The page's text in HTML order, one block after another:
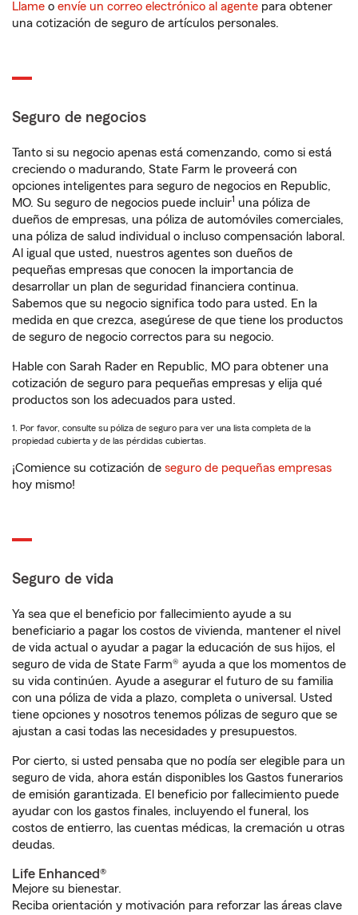
Llame o envíe un correo electrónico al agente para obtener
una cotización de seguro de artículos personales.
Seguro de negocios
Tanto si su negocio apenas está comenzando, como si está
creciendo o madurando, State Farm le proveerá con
opciones inteligentes para seguro de negocios en Republic,
MO. Su seguro de negocios puede incluir1 una póliza de
dueños de empresas, una póliza de automóviles comerciales,
una póliza de salud individual o incluso compensación laboral.
Al igual que usted, nuestros agentes son dueños de
pequeñas empresas que conocen la importancia de
desarrollar un plan de seguridad financiera continua.
Sabemos que su negocio significa todo para usted. En la
medida en que crezca, asegúrese de que tiene los productos
de seguro de negocio correctos para su negocio.
Hable con Sarah Rader en Republic, MO para obtener una
cotización de seguro para pequeñas empresas y elija qué
productos son los adecuados para usted.
1. Por favor, consulte su póliza de seguro para ver una lista completa de la
propiedad cubierta y de las pérdidas cubiertas.
¡Comience su cotización de seguro de pequeñas empresas
hoy mismo!
Seguro de vida
Ya sea que el beneficio por fallecimiento ayude a su
beneficiario a pagar los costos de vivienda, mantener el nivel
de vida actual o ayudar a pagar la educación de sus hijos, el
seguro de vida de State Farm® ayuda a que los momentos de
su vida continúen. Ayude a asegurar el futuro de su familia
con una póliza de vida a plazo, completa o universal. Usted
tiene opciones y nosotros tenemos pólizas de seguro que se
ajustan a casi todas las necesidades y presupuestos.
Por cierto, si usted pensaba que no podía ser elegible para un
seguro de vida, ahora están disponibles los Gastos funerarios
de emisión garantizada. El beneficio por fallecimiento puede
ayudar con los gastos finales, incluyendo el funeral, los
costos de entierro, las cuentas médicas, la cremación u otras
deudas.
Life Enhanced®
Mejore su bienestar.
Reciba orientación y motivación para reforzar las áreas clave